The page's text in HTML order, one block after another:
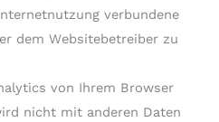
verbundene
dem Websitebetreiber zu
von Ihrem Browser
nicht mit anderen Daten